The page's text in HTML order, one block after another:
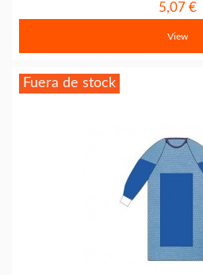
5,07 €
View
Fuera de stock